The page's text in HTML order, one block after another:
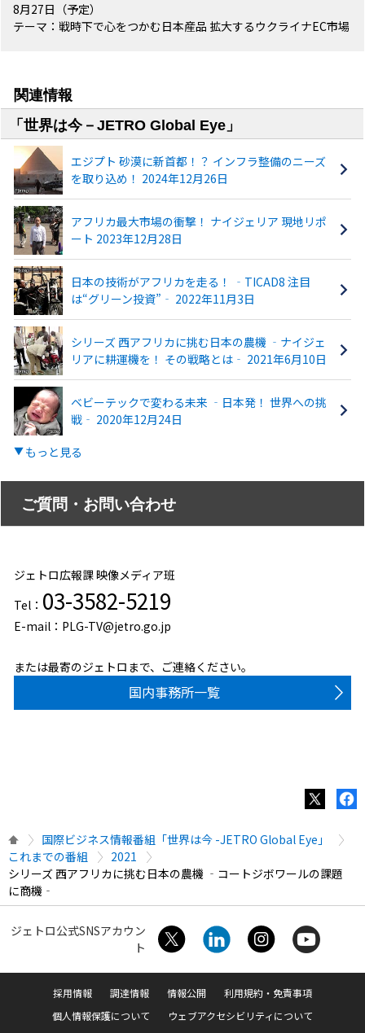
8月27日（予定）
テーマ：戦時下で心をつかむ日本産品 拡大するウクライナEC市場
関連情報
「世界は今－JETRO Global Eye」
エジプト 砂漠に新首都！？ インフラ整備のニーズ
を取り込め！ 2024年12月26日
アフリカ最大市場の衝撃！ ナイジェリア 現地リポ
ート 2023年12月28日
日本の技術がアフリカを走る！ ‐TICAD8 注目
は“グリーン投資”‐ 2022年11月3日
シリーズ 西アフリカに挑む日本の農機 ‐ナイジェ
リアに耕運機を！ その戦略とは‐ 2021年6月10日
ベビーテックで変わる未来 ‐日本発！ 世界への挑
戦‐ 2020年12月24日
もっと見る
ご質問・お問い合わせ
ジェトロ広報課 映像メディア班
Tel： 03-3582-5219
E-mail：PLG-TV@jetro.go.jp
または最寄のジェトロまで、ご連絡ください。
国内事務所一覧
国際ビジネス情報番組「世界は今 -JETRO Global Eye」
これまでの番組
2021
シリーズ 西アフリカに挑む日本の農機 ‐コートジボワールの課題
に商機‐
ジェトロ公式SNSアカウン
ト
採用情報 調達情報 情報公開
利用規約・免責事項
個人情報保護について
ウェブアクセシビリティについて